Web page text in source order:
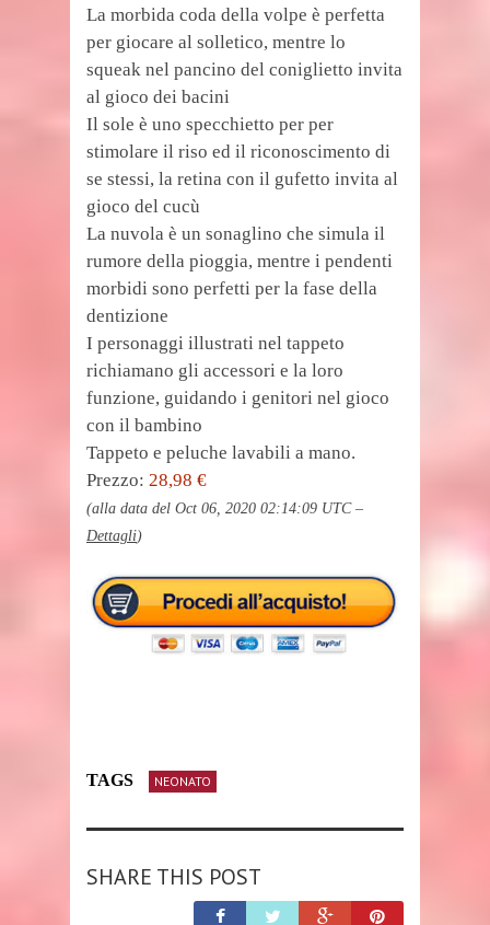
La morbida coda della volpe è perfetta
per giocare al solletico, mentre lo
squeak nel pancino del coniglietto invita
al gioco dei bacini
Il sole è uno specchietto per per
stimolare il riso ed il riconoscimento di
se stessi, la retina con il gufetto invita al
gioco del cucù
La nuvola è un sonaglino che simula il
rumore della pioggia, mentre i pendenti
morbidi sono perfetti per la fase della
dentizione
I personaggi illustrati nel tappeto
richiamano gli accessori e la loro
funzione, guidando i genitori nel gioco
con il bambino
Tappeto e peluche lavabili a mano.
Prezzo: 28,98 €
(alla data del Oct 06, 2020 02:14:09 UTC –
Dettagli)
TAGS NEONATO
SHARE THIS POST